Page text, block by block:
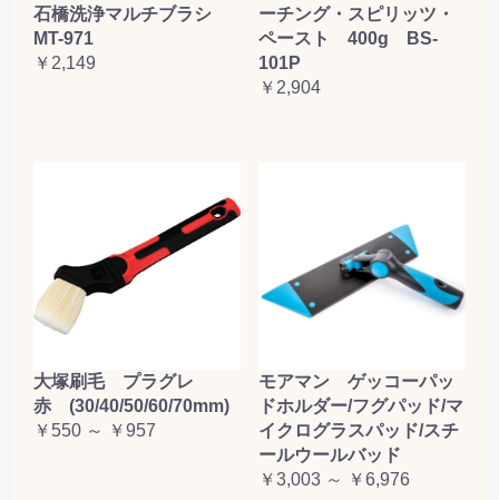
石橋洗浄マルチブラシ
MT-971
￥2,149
ーチング・スピリッツ・
ペースト 400g BS-
101P
￥2,904
大塚刷毛 プラグレ
赤 (30/40/50/60/70mm)
￥550 ～ ￥957
モアマン ゲッコーパッ
ドホルダー/フグパッド/マ
イクログラスパッド/スチ
ールウールバッド
￥3,003 ～ ￥6,976